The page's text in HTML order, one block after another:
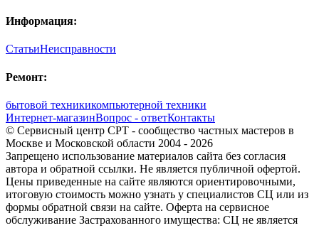
Информация:
СтатьиНеисправности
Ремонт:
бытовой техникикомпьютерной техники
Интернет-магазинВопрос - ответКонтакты
© Сервисный центр СРТ - сообщество частных мастеров в
Москве и Московской области 2004 - 2026
Запрещено использование материалов сайта без согласия
автора и обратной ссылки. Не является публичной офертой.
Цены приведенные на сайте являются ориентировочными,
итоговую стоимость можно узнать у специалистов СЦ или из
формы обратной связи на сайте. Оферта на сервисное
обслуживание Застрахованного имущества: СЦ не является